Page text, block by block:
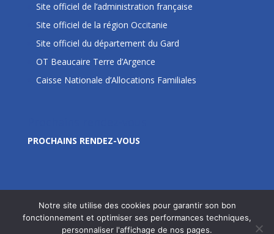
Site officiel de l’administration française
Site officiel de la région Occitanie
Site officiel du département du Gard
OT Beaucaire Terre d’Argence
Caisse Nationale d’Allocations Familiales
PROCHAINS RENDEZ-VOUS
Notre site utilise des cookies pour garantir son bon
fonctionnement et optimiser ses performances techniques,
personnaliser l'affichage de nos pages.